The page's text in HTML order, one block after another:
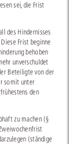
sei, die Frist
des Hindernisses
Frist beginne
behoben
unverschuldet
Beteiligte von der
somit unter
den
zu machen (§
(ständige